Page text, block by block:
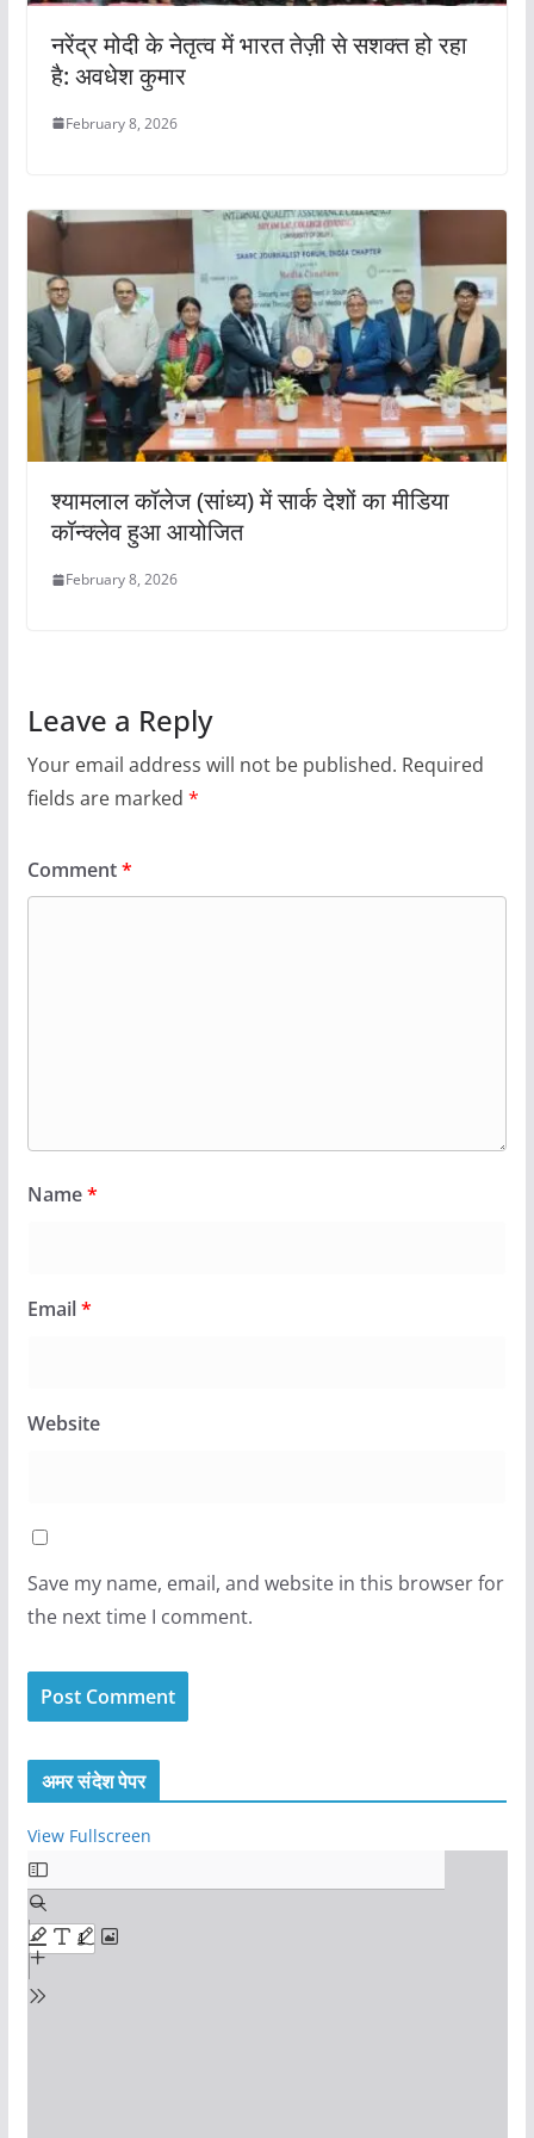
नरेंद्र मोदी के नेतृत्व में भारत तेज़ी से सशक्त हो रहा
है: अवधेश कुमार
February 8, 2026
श्यामलाल कॉलेज (सांध्य) में सार्क देशों का मीडिया
कॉन्क्लेव हुआ आयोजित
February 8, 2026
Leave a Reply
Your email address will not be published. Required
fields are marked *
Comment*
Name*
Email*
Website
Save my name, email, and website in this browser for
the next time I comment.
अमर संदेश पेपर
View Fullscreen
S
k
i
p
t